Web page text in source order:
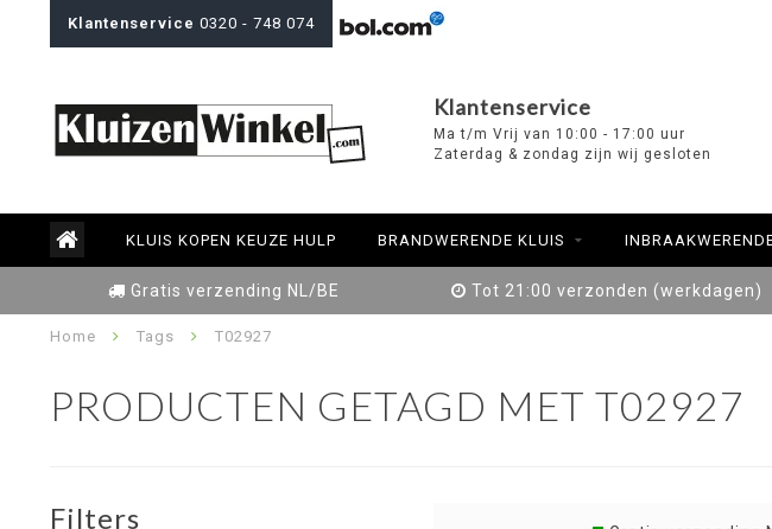
Klantenservice 0320 - 748 074
Klantenservice
Ma t/m Vrij van 10:00 - 17:00 uur
Zaterdag & zondag zijn wij gesloten
KLUIS KOPEN KEUZE HULP BRANDWERENDE KLUIS
Gratis verzending NL/BE Tot 21:00 verzonden (werkdagen)
Home Tags T02927
PRODUCTEN GETAGD MET T02927
Filters